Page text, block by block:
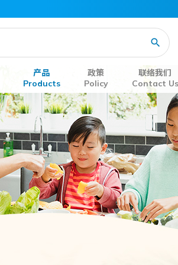
产品
Products
政策
Policy
联络我们
Contact Us